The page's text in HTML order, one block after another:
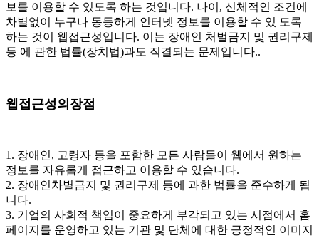
보를 이용할 수 있도록 하는 것입니다. 나이, 신체적인 조건에
차별없이 누구나 동등하게 인터넷 정보를 이용할 수 있 도록
하는 것이 웹접근성입니다. 이는 장애인 처벌금지 및 권리구제
등 에 관한 법률(장치법)과도 직결되는 문제입니다..
웹접근성의장점
1. 장애인, 고령자 등을 포함한 모든 사람들이 웹에서 원하는
정보를 자유롭게 접근하고 이용할 수 있습니다.
2. 장애인차별금지 및 권리구제 등에 과한 법률을 준수하게 됩
니다.
3. 기업의 사회적 책임이 중요하게 부각되고 있는 시점에서 홈
페이지를 운영하고 있는 기관 및 단체에 대한 긍정적인 이미지